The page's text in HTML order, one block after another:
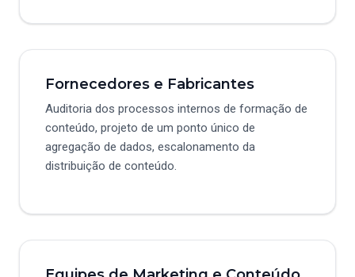
Fornecedores e Fabricantes
Auditoria dos processos internos de formação de
conteúdo, projeto de um ponto único de
agregação de dados, escalonamento da
distribuição de conteúdo.